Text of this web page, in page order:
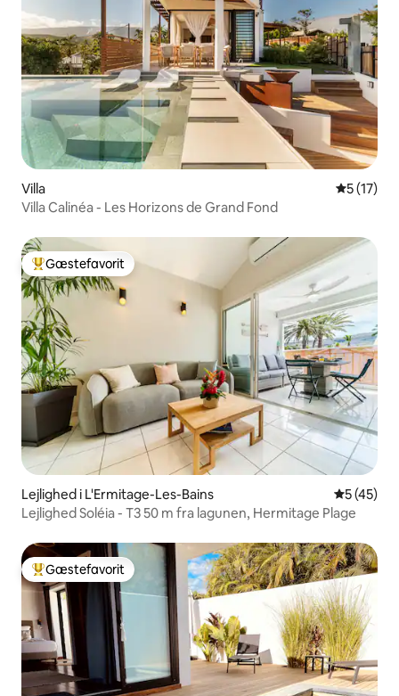
Villa 5 ud af 5
5 (17)
Villa Calinéa - Les Horizons de Grand Fond
Bedste gæstefavorit
Gæstefavorit
Lejlighed i L'Ermitage-Les-Bains 5 ud af 5 i
5 (45)
Lejlighed Soléia - T3 50 m fra lagunen, Hermitage Plage
Bedste gæstefavorit
Gæstefavorit